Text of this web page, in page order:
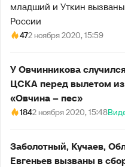
младший и Уткин
России
472 ноября 2020, 15:59
У Овчинникова
ЦСКА перед вылетом
«Овчина – пес»
1842 ноября 2020, 15:48
Заболотный, Кучаев,
Евгеньев вызваны в